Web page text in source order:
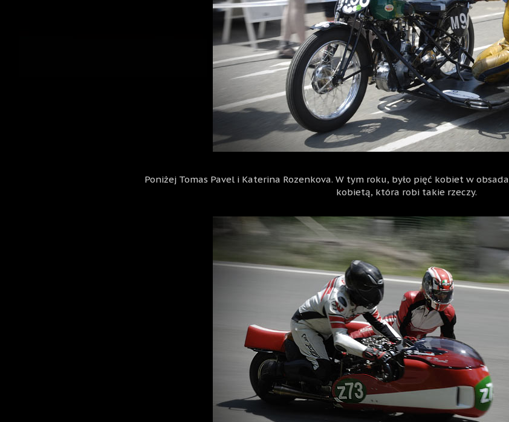
Poniżej Tomas Pavel i Katerina Rozenkova. W tym roku, było pięć kobiet w
kobietą, która robi takie rzeczy.